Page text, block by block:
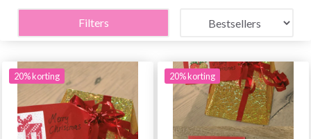
Filters
20% korting 20% korting